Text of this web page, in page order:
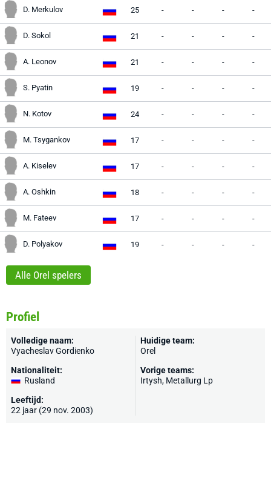
D. Merkulov 25 - - - -
D. Sokol 21 - - - -
A. Leonov 21 - - - -
S. Pyatin 19 - - - -
N. Kotov 24 - - - -
M. Tsygankov 17 - - - -
A. Kiselev 17 - - - -
A. Oshkin 18 - - - -
M. Fateev 17 - - - -
D. Polyakov 19 - - - -
Alle Orel spelers
Profiel
Volledige naam:
Vyacheslav Gordienko
Nationaliteit:
Rusland
Leeftijd:
22 jaar (29 nov. 2003)
Huidige team:
Orel
Vorige teams:
Irtysh, Metallurg Lp